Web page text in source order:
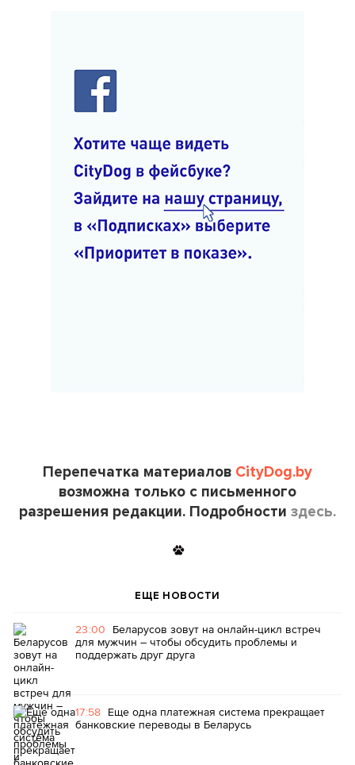
Перепечатка материалов CityDog.by
возможна только с письменного
разрешения редакции. Подробности здесь.
ЕЩЕ НОВОСТИ
23:00 Беларусов зовут на онлайн-цикл встреч
для мужчин – чтобы обсудить проблемы и
поддержать друг друга
17:58 Еще одна платежная система прекращает
банковские переводы в Беларусь